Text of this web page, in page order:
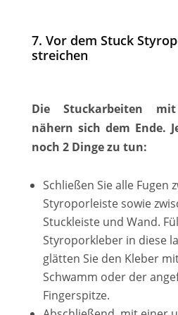
7. Vor dem Stuck
streichen
Die Stuckarbeiten
nähern sich dem Ende.
noch 2 Dinge zu tun:
Schließen Sie alle Fugen
Styroporleiste sowie
Stuckleiste und Wand.
Styroporkleber in diese
glätten Sie den Kleber
Schwamm oder der
Fingerspitze.